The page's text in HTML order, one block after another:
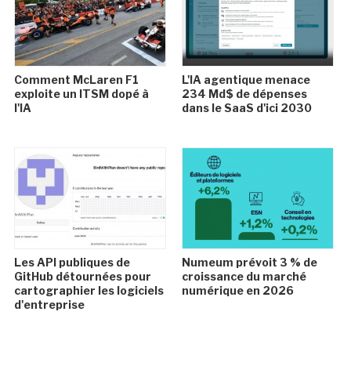
Comment McLaren F1
exploite un ITSM dopé à
l'IA
L'IA agentique menace
234 Md$ de dépenses
dans le SaaS d'ici 2030
Les API publiques de
GitHub détournées pour
cartographier les logiciels
d'entreprise
Numeum prévoit 3 % de
croissance du marché
numérique en 2026